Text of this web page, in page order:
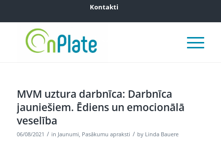
Kontakti
MVM uztura darbnīca: Darbnīca
jauniešiem. Ēdiens un emocionālā
veselība
06/08/2021 / in Jaunumi, Pasākumu apraksti / by Linda Bauere